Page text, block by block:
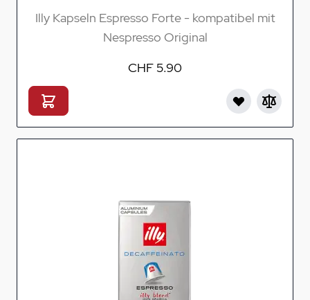
Illy Kapseln Espresso Forte - kompatibel mit
Nespresso Original
CHF 5.90